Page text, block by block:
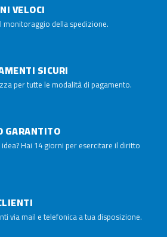
VELOCI
monitoraggio della spedizione.
SICURI
per tutte le modalità di pagamento.
GARANTITO
Hai 14 giorni per esercitare il diritto
via mail e telefonica a tua disposizione.